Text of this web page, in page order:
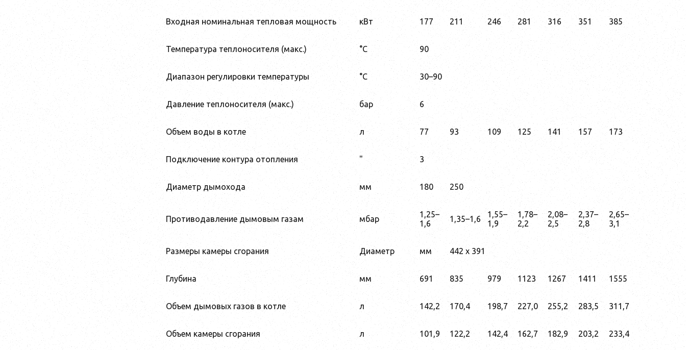
Входная номинальная тепловая мощность кВт 177 211 246 281 316 351 385
Температура теплоносителя (макс.) °C 90
Диапазон регулировки температуры °C 30–90
Давление теплоносителя (макс.) бар 6
Объем воды в котле л 77 93 109 125 141 157 173
Подключение контура отопления " 3
Диаметр дымохода мм 180 250
Противодавление дымовым газам мбар
1,25–
1,6
1,35–1,6
1,55–
1,9
1,78–
2,2
2,08–
2,5
2,37–
2,8
2,65–
3,1
Размеры камеры сгорания Диаметр мм 442 x 391
Глубина мм 691 835 979 1123 1267 1411 1555
Объем дымовых газов в котле л 142,2 170,4 198,7 227,0 255,2 283,5 311,7
Объем камеры сгорания л 101,9 122,2 142,4 162,7 182,9 203,2 233,4